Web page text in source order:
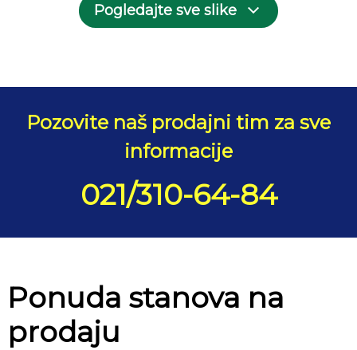
Pogledajte sve slike
Pozovite naš prodajni tim za sve
informacije
021/310-64-84
Ponuda stanova na
prodaju